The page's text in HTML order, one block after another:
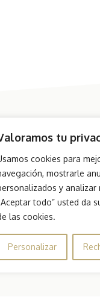
tu
cookies para
mostrarle
y
todo” usted da
las cookies.
Personalizar